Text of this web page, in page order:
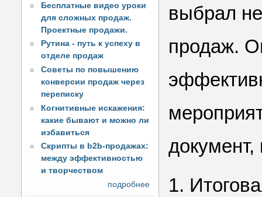
Бесплатные видео уроки
для сложных продаж.
Проектные продажи.
Рутина - путь к успеху в
отделе продаж
Советы по повышению
конверсии продаж через
переписку
Когнитивные искажения:
какие бывают и можно ли
избавиться
Скрипты в b2b-продажах:
между эффективностью
и творчеством
подробнее
выбрал
продаж.
документ,
1.